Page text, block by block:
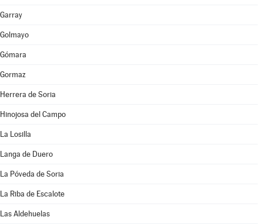
Garray
Golmayo
Gómara
Gormaz
Herrera de Soria
Hinojosa del Campo
La Losilla
Langa de Duero
La Póveda de Soria
La Riba de Escalote
Las Aldehuelas